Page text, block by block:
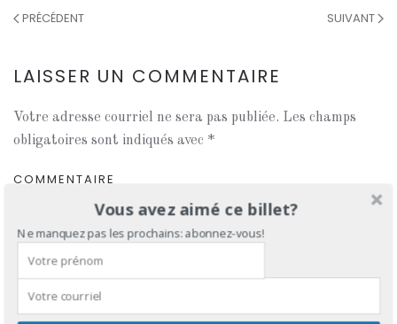
PRÉCÉDENT SUIVANT
LAISSER UN COMMENTAIRE
Votre adresse courriel ne sera pas publiée. Les champs
obligatoires sont indiqués avec *
COMMENTAIRE
Vous avez aimé ce billet?
Ne manquez pas les prochains: abonnez-vous!